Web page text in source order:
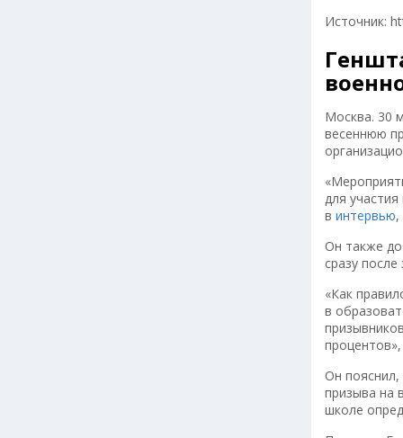
Источник:
Москва. 30
весеннюю
для
в интервью,
Он также
сразу
«Как
в
Он
призыва на
школе